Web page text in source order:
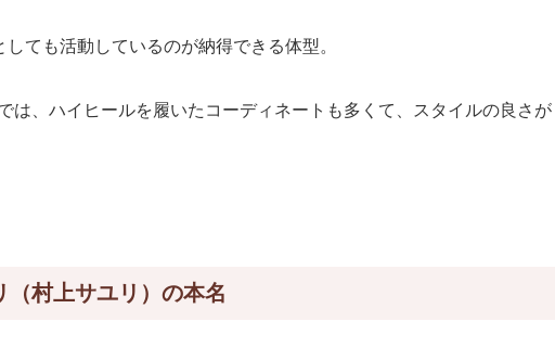
ても活動しているのが納得できる体型。
は、ハイヒールを履いたコーディネートも多くて、スタイルの良さが
（村上サユリ）の本名